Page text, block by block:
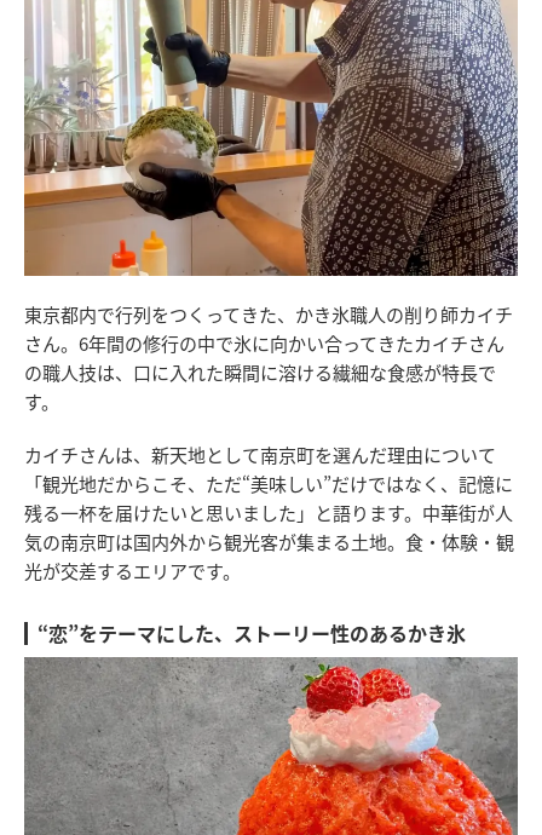
東京都内で行列をつくってきた、かき氷職人の削り師カイチ
さん。6年間の修行の中で氷に向かい合ってきたカイチさん
の職人技は、口に入れた瞬間に溶ける繊細な食感が特長で
す。
カイチさんは、新天地として南京町を選んだ理由について
「観光地だからこそ、ただ“美味しい”だけではなく、記憶に
残る一杯を届けたいと思いました」と語ります。中華街が人
気の南京町は国内外から観光客が集まる土地。食・体験・観
光が交差するエリアです。
“恋”をテーマにした、ストーリー性のあるかき氷